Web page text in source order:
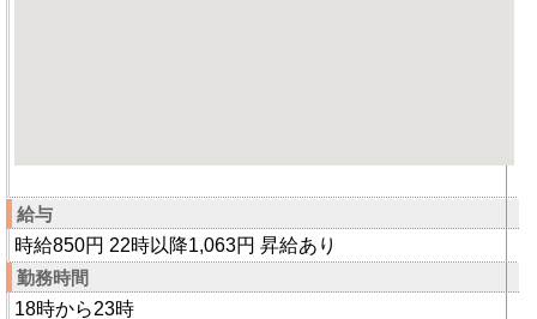
給与
時給850円 22時以降1,063円 昇給あり
勤務時間
18時から23時